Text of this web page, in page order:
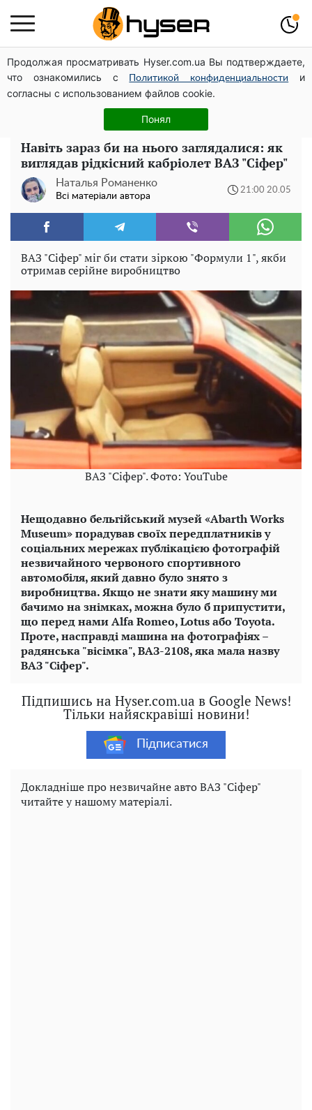
Продолжая просматривать Hyser.com.ua Вы подтверждаете,
что ознакомились с
Политикой конфиденциальности
и
согласны с использованием файлов cookie.
Понял
Олена Тополя злив відео – це далеко не все: фронтмен
"Антитіла" Тарас Тополя став наступним
Жаль, що таке зараз не роблять для села: як виглядав
рідкісний ЗАЗ "Таврія" італійської збірки
Навіть зараз би на нього заглядалися: як
виглядав рідкісний кабріолет ВАЗ "Сіфер"
Наталья Романенко
Всі матеріали автора
21:00 20.05
ВАЗ "Сіфер" міг би стати зіркою "Формули 1", якби
отримав серійне виробництво
ВАЗ "Сіфер". Фото: YouTube
Нещодавно бельгійський музей «Abarth Works
Museum» порадував своїх передплатників у
соціальних мережах публікацією фотографій
незвичайного червоного спортивного
автомобіля, який давно було знято з
виробництва. Якщо не знати яку машину ми
бачимо на знімках, можна було б припустити,
що перед нами Alfa Romeo, Lotus або Toyota.
Проте, насправді машина на фотографіях –
радянська "вісімка", ВАЗ-2108, яка мала назву
ВАЗ "Сіфер".
Підпишись на Hyser.com.ua в Google News!
Тільки найяскравіші новини!
Підписатися
Докладніше про незвичайне авто ВАЗ "Сіфер"
читайте у нашому матеріалі.